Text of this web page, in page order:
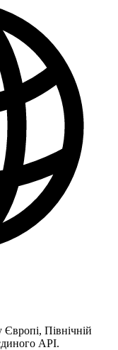
Північній
API.